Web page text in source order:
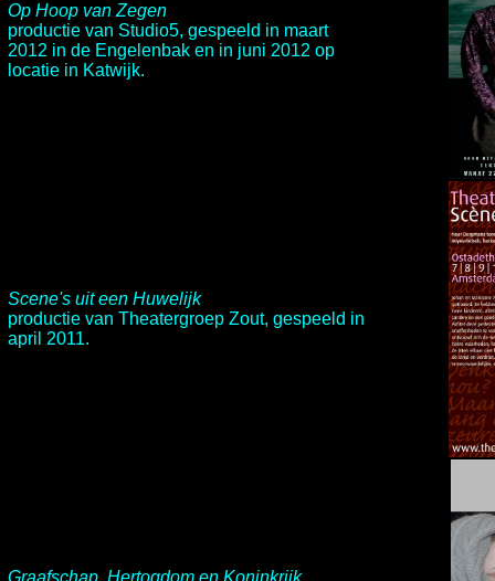
Op Hoop van Zegen
productie van Studio5, gespeeld in maart
2012 in de Engelenbak en in juni 2012 op
locatie in Katwijk.
Scene's uit een Huwelijk
productie van Theatergroep Zout, gespeeld in
april 2011.
Graafschap, Hertogdom en Koninkrijk